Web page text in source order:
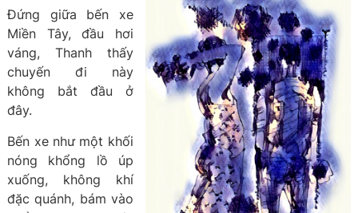
Đứng giữa bến xe
Miền Tây, đầu hơi
váng, Thanh thấy
chuyến đi này
không bắt đầu ở
đây.
Bến xe như một khối
nóng khổng lồ úp
xuống, không khí
đặc quánh, bám vào